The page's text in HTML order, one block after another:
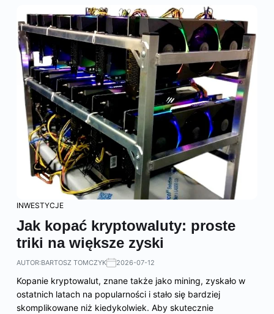
INWESTYCJE
Jak kopać kryptowaluty: proste
triki na większe zyski
AUTOR:BARTOSZ TOMCZYK 2026-07-12
Kopanie kryptowalut, znane także jako mining, zyskało w
ostatnich latach na popularności i stało się bardziej
skomplikowane niż kiedykolwiek. Aby skutecznie